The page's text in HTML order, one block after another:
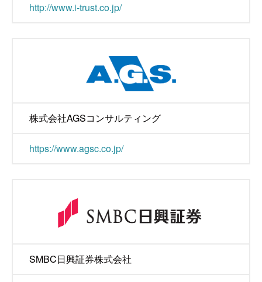
http://www.i-trust.co.jp/
株式会社AGSコンサルティング
https://www.agsc.co.jp/
SMBC日興証券株式会社